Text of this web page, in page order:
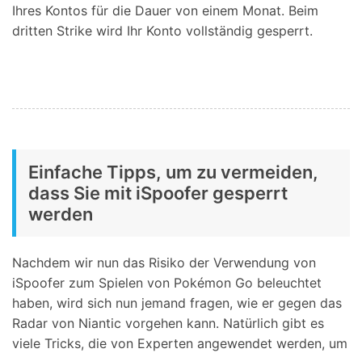
Ihres Kontos für die Dauer von einem Monat. Beim
dritten Strike wird Ihr Konto vollständig gesperrt.
Einfache Tipps, um zu vermeiden,
dass Sie mit iSpoofer gesperrt
werden
Nachdem wir nun das Risiko der Verwendung von
iSpoofer zum Spielen von Pokémon Go beleuchtet
haben, wird sich nun jemand fragen, wie er gegen das
Radar von Niantic vorgehen kann. Natürlich gibt es
viele Tricks, die von Experten angewendet werden, um